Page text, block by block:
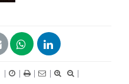
| | | |
|